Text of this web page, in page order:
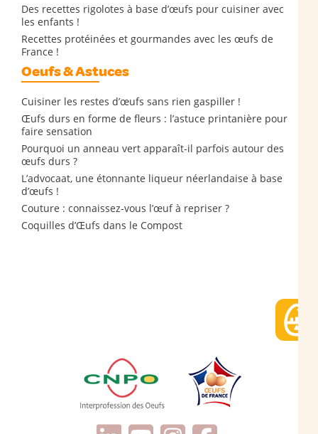
Des recettes rigolotes à base d’œufs pour cuisiner avec
les enfants !
Recettes protéinées et gourmandes avec les œufs de
France !
Oeufs & Astuces
Cuisiner les restes d’œufs sans rien gaspiller !
Œufs durs en forme de fleurs : l’astuce printanière pour
faire sensation
Pourquoi un anneau vert apparaît-il parfois autour des
œufs durs ?
L’advocaat, une étonnante liqueur néerlandaise à base
d’œufs !
Couture : connaissez-vous l’œuf à repriser ?
Coquilles d’Œufs dans le Compost